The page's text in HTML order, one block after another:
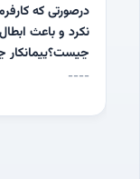
نکرد و باعث
های تحمیل شده
----